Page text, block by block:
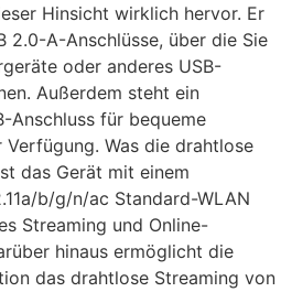
Hinsicht wirklich hervor. Er
2.0-A-Anschlüsse, über die Sie
oder anderes USB-
Außerdem steht ein
Anschluss für bequeme
Was die drahtlose
das Gerät mit einem
b/g/n/ac Standard-WLAN
Streaming und Online-
hinaus ermöglicht die
das drahtlose Streaming von